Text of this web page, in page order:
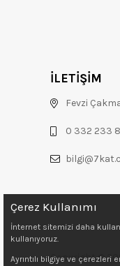
İLETİŞİM
Fevzi
0 332 233
Copyright ©
Çerez Kullanımı
İnternet sitemizi daha
kullanıyoruz.
Ayrıntılı bilgiye ve çerezleri